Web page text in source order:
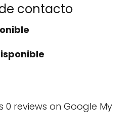
contacto
0 reviews on Google My